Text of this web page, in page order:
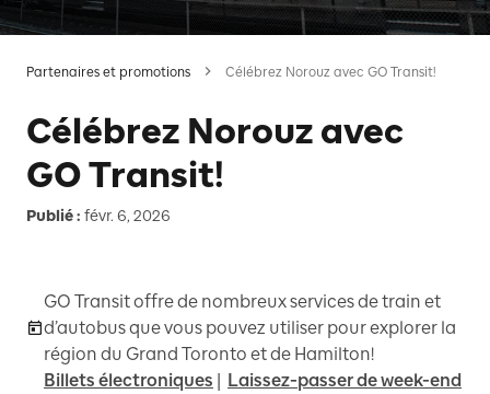
Partenaires et promotions Célébrez Norouz avec GO Transit!
Célébrez Norouz avec
GO Transit!
Publié : févr. 6, 2026
GO Transit offre de nombreux services de train et
d’autobus que vous pouvez utiliser pour explorer la
région du Grand Toronto et de Hamilton!
Billets électroniques | Laissez-passer de week-end